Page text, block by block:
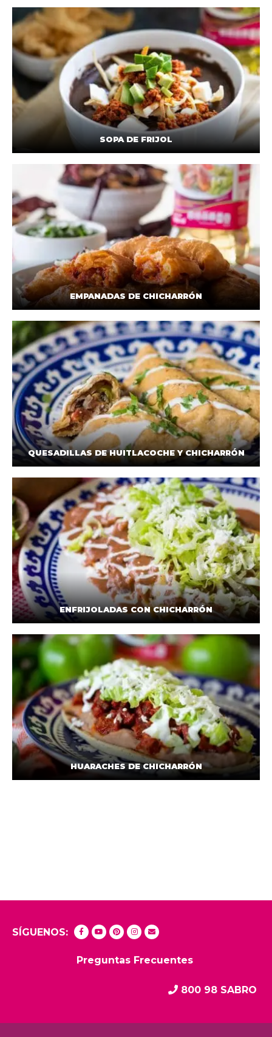
SOPA DE FRIJOL
EMPANADAS DE CHICHARRÓN
QUESADILLAS DE HUITLACOCHE Y CHICHARRÓN
ENFRIJOLADAS CON CHICHARRÓN
HUARACHES DE CHICHARRÓN
SÍGUENOS:
Preguntas Frecuentes
800 98 SABRO